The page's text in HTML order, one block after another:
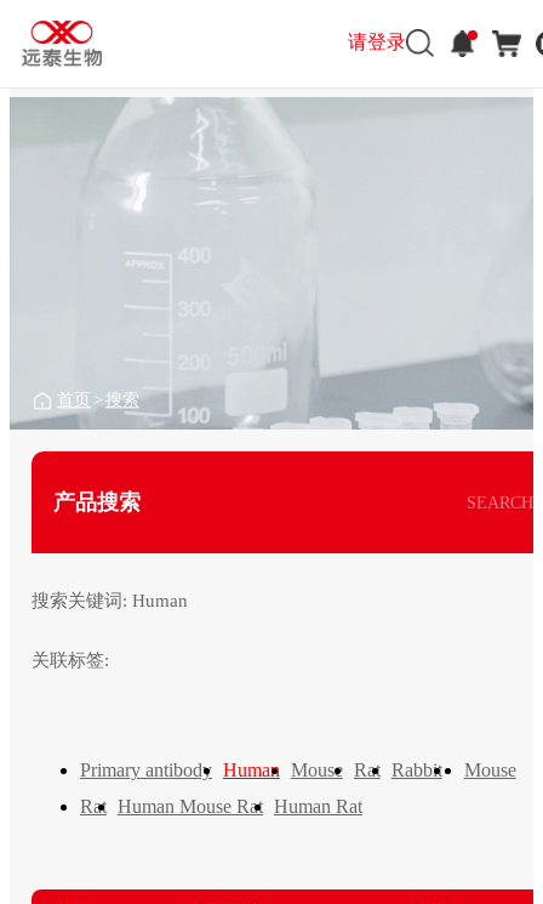
请登录
产品搜索 SEARCH
首页 > 搜索
搜索关键词: Human
关联标签:
Primary antibody Human Mouse Rat Rabbit
Mouse
Rat Human Mouse Rat Human Rat